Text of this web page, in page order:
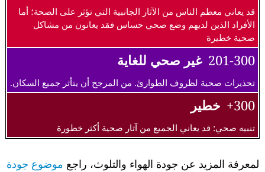
قد يعاني معظم الناس من الآثار الجانبية التي تؤثر على الصحة؛ أما
الأفراد الذين لديهم وضع صحي حساس فقد يعانون من مشاكل
صحية خطيرة
201-300 غير صحي للغاية
تحذيرات صحية لظروف الطوارئ. من المرجح أن يتأثر جميع السكان.
300+ خطير
تنبيه صحي: قد يعاني الجميع من آثار صحية أكثر خطورة
لمعرفة المزيد عن جودة الهواء والتلوث، راجع موضوع جودة